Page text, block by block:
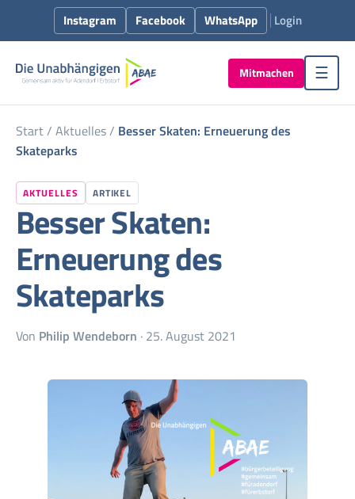
Instagram Facebook WhatsApp Login
Mitmachen ☰
Start/ Aktuelles/ Besser Skaten: Erneuerung des
Skateparks
AKTUELLES ARTIKEL
Besser Skaten:
Erneuerung des
Skateparks
Von Philip Wendeborn · 25. August 2021